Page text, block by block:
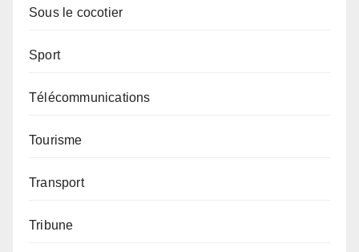
Sous le cocotier
Sport
Télécommunications
Tourisme
Transport
Tribune